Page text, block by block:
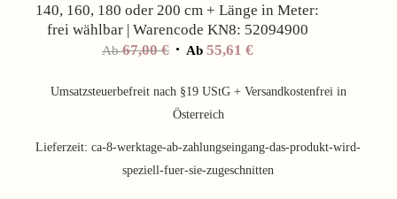
140, 160, 180 oder 200 cm + Länge in Meter:
frei wählbar | Warencode KN8: 52094900
Ab67,00€ Ab 55,61 €
Umsatzsteuerbefreit nach §19 UStG + Versandkostenfrei in
Österreich
Lieferzeit:ca-8-werktage-ab-zahlungseingang-das-produkt-wird-
speziell-fuer-sie-zugeschnitten